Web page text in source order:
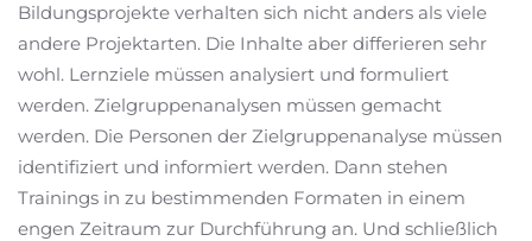
Bildungsprojekte verhalten sich nicht anders als viele
andere Projektarten. Die Inhalte aber differieren sehr
wohl. Lernziele müssen analysiert und formuliert
werden. Zielgruppenanalysen müssen gemacht
werden. Die Personen der Zielgruppenanalyse müssen
identifiziert und informiert werden. Dann stehen
Trainings in zu bestimmenden Formaten in einem
engen Zeitraum zur Durchführung an. Und schließlich